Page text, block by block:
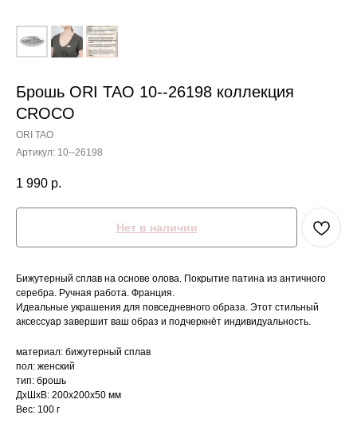
Брошь ORI TAO 10--26198 коллекция
CROCO
ORI TAO
Артикул: 10--26198
1 990 р.
Нет в наличии
Бижутерный сплав на основе олова. Покрытие патина из античного
серебра. Ручная работа. Франция.
Идеальные украшения для повседневного образа. Этот стильный
аксессуар завершит ваш образ и подчеркнёт индивидуальность.
материал: бижутерный сплав
пол: женский
тип: брошь
ДxШxВ: 200x200x50 мм
Вес: 100 г